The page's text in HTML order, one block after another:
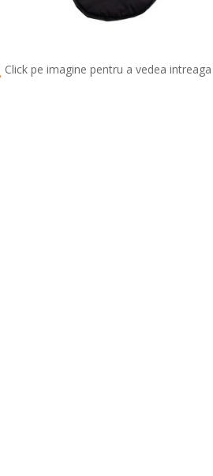
Click pe imagine pentru a vedea